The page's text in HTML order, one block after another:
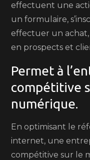
effectuent une
un formulaire,
effectuer un achat,
en prospects et
Permet à
compétitive
numérique.
En optimisant le
internet, une
compétitive sur le